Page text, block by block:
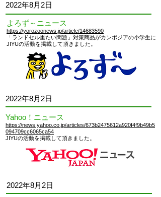
2022年8月2日
よろず～ニュース
https://yorozoonews.jp/article/14683590
「ランドセル重たい問題」対策商品がカンボジアの小学生に
JIYUの活動を掲載して頂きました。
2022年8月2日
Yahoo！ニュース
https://news.yahoo.co.jp/articles/673b2475612a920f4f9b49b5
094709cc6065ca54
JIYUの活動を掲載して頂きました。
2022年8月2日